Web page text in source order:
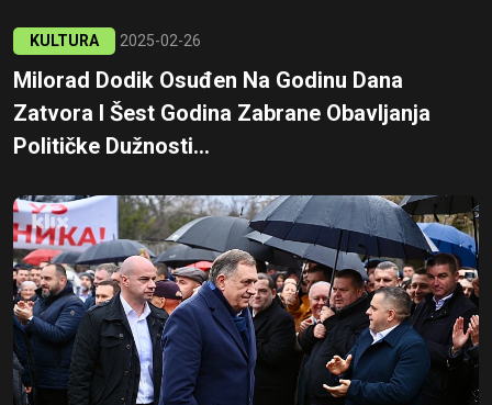
KULTURA 2025-02-26
Milorad Dodik Osuđen Na Godinu Dana
Zatvora I Šest Godina Zabrane Obavljanja
Političke Dužnosti...